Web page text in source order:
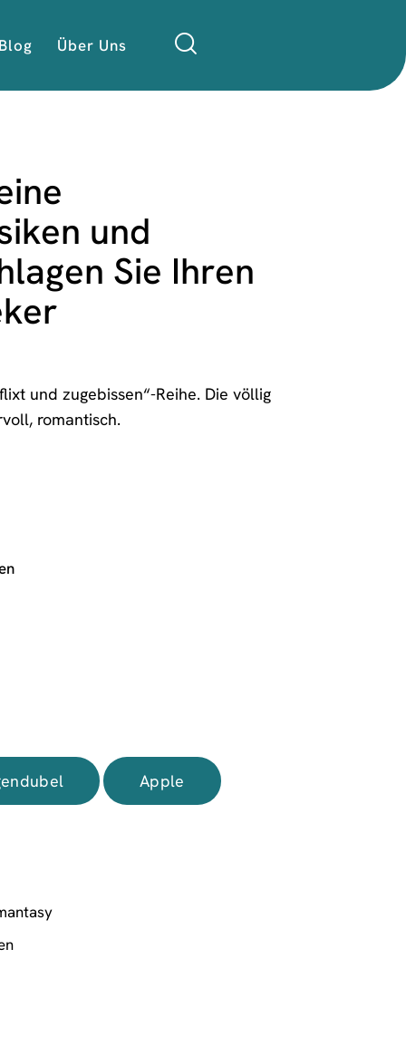
Über Uns
und
Sie Ihren
und zugebissen“-Reihe. Die völlig
romantisch.
Apple